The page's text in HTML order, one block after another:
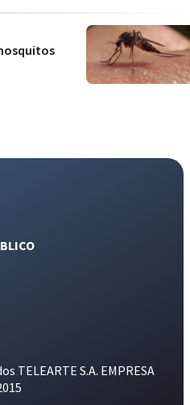
TELEARTE S.A. EMPRESA